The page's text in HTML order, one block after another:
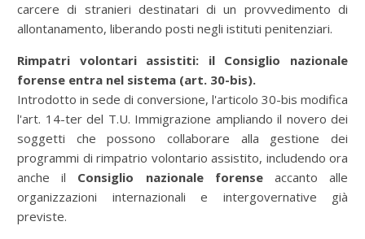
carcere di stranieri destinatari di un provvedimento di
allontanamento, liberando posti negli istituti penitenziari.
Rimpatri volontari assistiti: il Consiglio nazionale
forense entra nel sistema (art. 30-bis).
Introdotto in sede di conversione, l'articolo 30-bis modifica
l'art. 14-ter del T.U. Immigrazione ampliando il novero dei
soggetti che possono collaborare alla gestione dei
programmi di rimpatrio volontario assistito, includendo ora
anche il Consiglio nazionale forenseaccanto alle
organizzazioni internazionali e intergovernative già
previste.